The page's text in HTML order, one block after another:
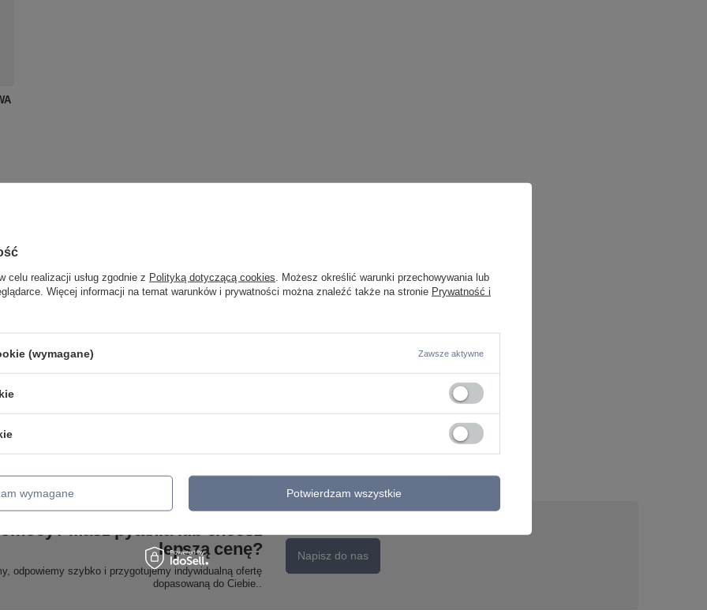
Masz pytania lub chcesz
lepszą cenę?
odpowiemy szybko i przygotujemy indywidualną ofertę
dopasowaną do Ciebie..
Napisz do nas
celu realizacji usług zgodnie z Polityką dotyczącą cookies . Możesz określić warunki przechowywania lub
Więcej informacji na temat warunków i prywatności można znaleźć także na stronie Prywatność i
(wymagane) Zawsze aktywne
wymagane Potwierdzam wszystkie